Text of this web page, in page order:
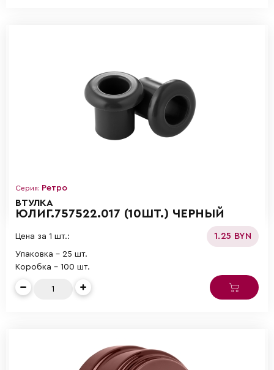
Серия: Ретро
ВТУЛКА
ЮЛИГ.757522.017 (10ШТ.) ЧЕРНЫЙ
Цена за 1 шт.: 1.25 BYN
Упаковка - 25 шт.
Коробка - 100 шт.